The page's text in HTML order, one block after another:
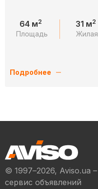
64 м2
Площадь
31 м2
Жилая
Подробнее
© 1997–2026, Aviso.ua –
сервис объявлений